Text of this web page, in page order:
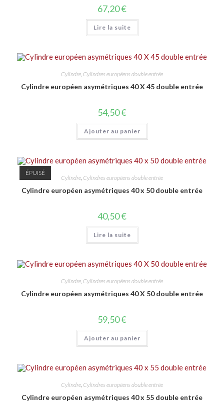
67,20€
Lire la suite
Cylindre Cylindres européens double entrée
Cylindre européen asymétriques 40 X 45 double entrée
54,50€
Ajouter au panier
ÉPUISÉ
Cylindre Cylindres européens double entrée
Cylindre européen asymétriques 40 x 50 double entrée
40,50€
Lire la suite
Cylindre, Cylindres européens double entrée
Cylindre européen asymétriques 40 X 50 double entrée
59,50€
Ajouter au panier
Cylindre Cylindres européens double entrée
Cylindre européen asymétriques 40 x 55 double entrée